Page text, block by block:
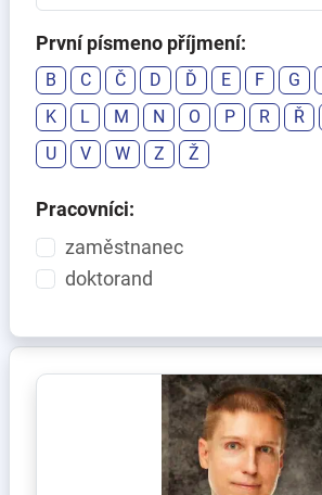
První písmeno příjmení:
B C Č D Ď E F G
K
L M N O P R Ř
U
V W Z Ž
Pracovníci:
zaměstnanec
doktorand